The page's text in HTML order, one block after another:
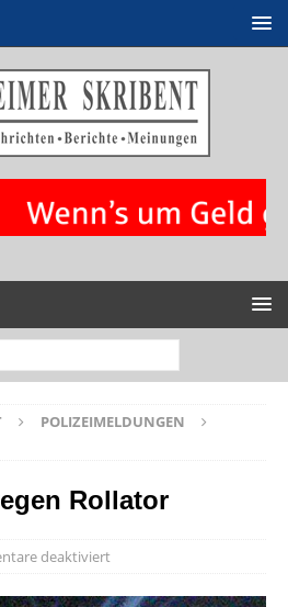
POLIZEIMELDUNGEN
Rollator
deaktiviert